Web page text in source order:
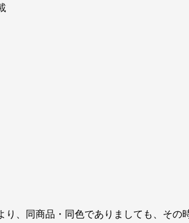
り、同商品・同色でありましても、その